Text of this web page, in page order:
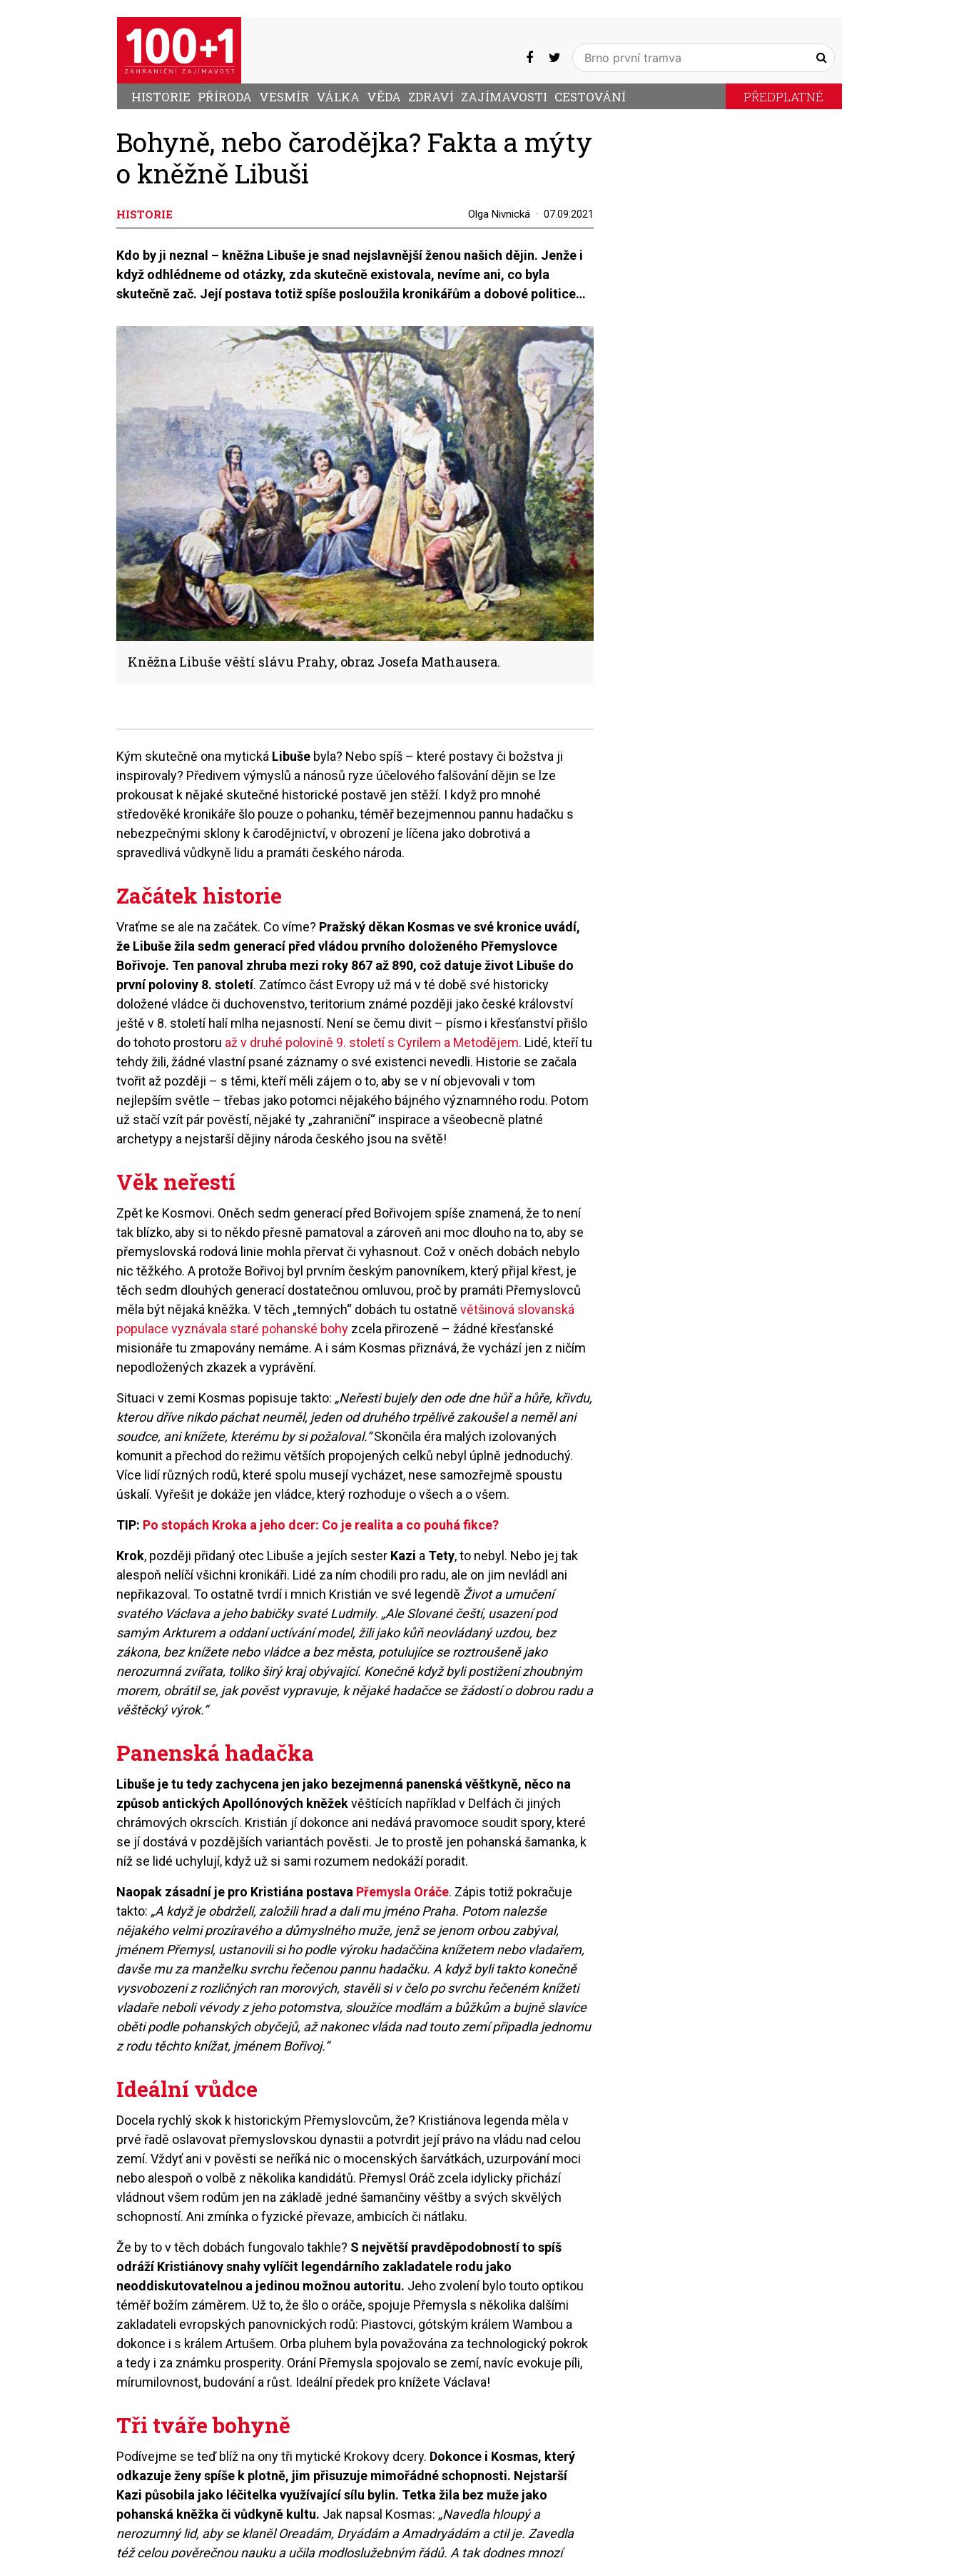
HISTORIE PŘÍRODA VESMÍR VÁLKA VĚDA ZDRAVÍ ZAJÍMAVOSTI CESTOVÁNÍ PŘEDPLATNÉ
Bohyně, nebo čarodějka? Fakta a mýty
o kněžně Libuši
HISTORIE Olga Nivnická 07.09.2021
Kdo by ji neznal – kněžna Libuše je snad nejslavnější ženou našich dějin. Jenže i
když odhlédneme od otázky, zda skutečně existovala, nevíme ani, co byla
skutečně zač. Její postava totiž spíše posloužila kronikářům a dobové politice…
Kněžna Libuše věští slávu Prahy, obraz Josefa Mathausera.
Kým skutečně ona mytická Libuše byla? Nebo spíš – které postavy či božstva ji
inspirovaly? Předivem výmyslů a nánosů ryze účelového falšování dějin se lze
prokousat k nějaké skutečné historické postavě jen stěží. I když pro mnohé
středověké kronikáře šlo pouze o pohanku, téměř bezejmennou pannu hadačku s
nebezpečnými sklony k čarodějnictví, v obrození je líčena jako dobrotivá a
spravedlivá vůdkyně lidu a pramáti českého národa.
Začátek historie
Vraťme se ale na začátek. Co víme? Pražský děkan Kosmas ve své kronice uvádí,
že Libuše žila sedm generací před vládou prvního doloženého Přemyslovce
Bořivoje. Ten panoval zhruba mezi roky 867 až 890, což datuje život Libuše do
první poloviny 8. století. Zatímco část Evropy už má v té době své historicky
doložené vládce či duchovenstvo, teritorium známé později jako české království
ještě v 8. století halí mlha nejasností. Není se čemu divit – písmo i křesťanství přišlo
do tohoto prostoru až v druhé polovině 9. století s Cyrilem a Metodějem. Lidé, kteří tu
tehdy žili, žádné vlastní psané záznamy o své existenci nevedli. Historie se začala
tvořit až později – s těmi, kteří měli zájem o to, aby se v ní objevovali v tom
nejlepším světle – třebas jako potomci nějakého bájného významného rodu. Potom
už stačí vzít pár pověstí, nějaké ty „zahraniční“ inspirace a všeobecně platné
archetypy a nejstarší dějiny národa českého jsou na světě!
Věk neřestí
Zpět ke Kosmovi. Oněch sedm generací před Bořivojem spíše znamená, že to není
tak blízko, aby si to někdo přesně pamatoval a zároveň ani moc dlouho na to, aby se
přemyslovská rodová linie mohla přervat či vyhasnout. Což v oněch dobách nebylo
nic těžkého. A protože Bořivoj byl prvním českým panovníkem, který přijal křest, je
těch sedm dlouhých generací dostatečnou omluvou, proč by pramáti Přemyslovců
měla být nějaká kněžka. V těch „temných“ dobách tu ostatněvětšinová slovanská
populace vyznávala staré pohanské bohy zcela přirozeně – žádné křesťanské
misionáře tu zmapovány nemáme. A i sám Kosmas přiznává, že vychází jen z ničím
nepodložených zkazek a vyprávění.
Situaci v zemi Kosmas popisuje takto: „Neřesti bujely den ode dne hůř a hůře, křivdu,
kterou dříve nikdo páchat neuměl, jeden od druhého trpělivě zakoušel a neměl ani
soudce, ani knížete, kterému by si požaloval.“Skončila éra malých izolovaných
komunit a přechod do režimu větších propojených celků nebyl úplně jednoduchý.
Více lidí různých rodů, které spolu musejí vycházet, nese samozřejmě spoustu
úskalí. Vyřešit je dokáže jen vládce, který rozhoduje o všech a o všem.
TIP: Po stopách Kroka a jeho dcer: Co je realita a co pouhá fikce?
Krok, později přidaný otec Libuše a jejích sester Kazi a Tety, to nebyl. Nebo jej tak
alespoň nelíčí všichni kronikáři. Lidé za ním chodili pro radu, ale on jim nevládl ani
nepřikazoval. To ostatně tvrdí i mnich Kristián ve své legendě Život a umučení
svatého Václava a jeho babičky svaté Ludmily. „Ale Slované čeští, usazení pod
samým Arkturem a oddaní uctívání model, žili jako kůň neovládaný uzdou, bez
zákona, bez knížete nebo vládce a bez města, potulujíce se roztroušeně jako
nerozumná zvířata, toliko širý kraj obývající. Konečně když byli postiženi zhoubným
morem, obrátil se, jak pověst vypravuje, k nějaké hadačce se žádostí o dobrou radu a
věštěcký výrok.“
Panenská hadačka
Libuše je tu tedy zachycena jen jako bezejmenná panenská věštkyně, něco na
způsob antických Apollónových kněžekvěštících například v Delfách či jiných
chrámových okrscích. Kristián jí dokonce ani nedává pravomoce soudit spory, které
se jí dostává v pozdějších variantách pověsti. Je to prostě jen pohanská šamanka, k
níž se lidé uchylují, když už si sami rozumem nedokáží poradit.
Naopak zásadní je pro Kristiána postava Přemysla Oráče. Zápis totiž pokračuje
takto: „A když je obdrželi, založili hrad a dali mu jméno Praha. Potom nalezše
nějakého velmi prozíravého a důmyslného muže, jenž se jenom orbou zabýval,
jménem Přemysl, ustanovili si ho podle výroku hadaččina knížetem nebo vladařem,
davše mu za manželku svrchu řečenou pannu hadačku. A když byli takto konečně
vysvobozeni z rozličných ran morových, stavěli si v čelo po svrchu řečeném knížeti
vladaře neboli vévody z jeho potomstva, sloužíce modlám a bůžkům a bujně slavíce
oběti podle pohanských obyčejů, až nakonec vláda nad touto zemí připadla jednomu
z rodu těchto knížat, jménem Bořivoj.“
Ideální vůdce
Docela rychlý skok k historickým Přemyslovcům, že? Kristiánova legenda měla v
prvé řadě oslavovat přemyslovskou dynastii a potvrdit její právo na vládu nad celou
zemí. Vždyť ani v pověsti se neříká nic o mocenských šarvátkách, uzurpování moci
nebo alespoň o volbě z několika kandidátů. Přemysl Oráč zcela idylicky přichází
vládnout všem rodům jen na základě jedné šamančiny věštby a svých skvělých
schopností. Ani zmínka o fyzické převaze, ambicích či nátlaku.
Že by to v těch dobách fungovalo takhle? S největší pravděpodobností to spíš
odráží Kristiánovy snahy vylíčit legendárního zakladatele rodu jako
neoddiskutovatelnou a jedinou možnou autoritu. Jeho zvolení bylo touto optikou
téměř božím záměrem. Už to, že šlo o oráče, spojuje Přemysla s několika dalšími
zakladateli evropských panovnických rodů: Piastovci, gótským králem Wambou a
dokonce i s králem Artušem. Orba pluhem byla považována za technologický pokrok
a tedy i za známku prosperity. Orání Přemysla spojovalo se zemí, navíc evokuje píli,
mírumilovnost, budování a růst. Ideální předek pro knížete Václava!
Tři tváře bohyně
Podívejme se teď blíž na ony tři mytické Krokovy dcery. Dokonce i Kosmas, který
odkazuje ženy spíše k plotně, jim přisuzuje mimořádné schopnosti. Nejstarší
Kazi působila jako léčitelka využívající sílu bylin. Tetka žila bez muže jako
pohanská kněžka či vůdkyně kultu. Jak napsal Kosmas: „Navedla hloupý a
nerozumný lid, aby se klaněl Oreadám, Dryádám a Amadryádám a ctil je. Zavedla
též celou pověrečnou nauku a učila modloslužebným řádů. A tak dodnes mnozí